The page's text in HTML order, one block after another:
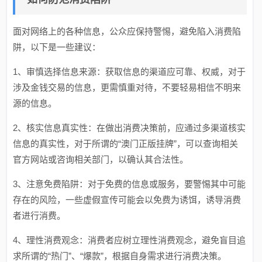
面对网络上的各种信息，公众应保持警惕，避免陷入消费陷
阱，以下是一些建议：
1、审慎选择信息来源：获取信息的渠道应可靠、权威，对于
涉及金钱交易的信息，更需慎重对待，不要轻易相信不明来
源的信息。
2、核实信息真实性：在做出消费决策前，应通过多渠道核实
信息的真实性，对于所谓的“澳门正版挂牌”，可以查询相关
官方网站或咨询相关部门，以确认其合法性。
3、注意免费陷阱：对于免费的信息或服务，要警惕其中可能
存在的风险，一些虚假宣传可能会以免费为诱饵，诱导消费
者进行消费。
4、理性消费观念：消费者应树立理性消费观念，避免盲目追
求所谓的“热门”、“爆款”，根据自身需求进行消费决策。